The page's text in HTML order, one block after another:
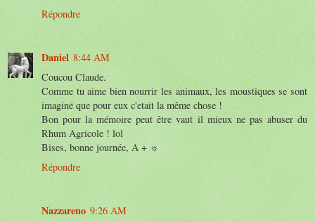
Répondre
Daniel 8:44 AM
Coucou Claude.
Comme tu aime bien nourrir les animaux, les moustiques se sont
imaginé que pour eux c'etait la même chose !
Bon pour la mémoire peut être vaut il mieux ne pas abuser du
Rhum Agricole ! lol
Bises, bonne journée, A + ☼
Répondre
Nazzareno 9:26 AM